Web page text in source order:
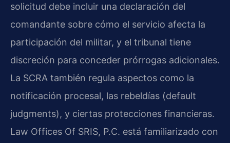
solicitud debe incluir una declaración del
comandante sobre cómo el servicio afecta la
participación del militar, y el tribunal tiene
discreción para conceder prórrogas adicionales.
La SCRA también regula aspectos como la
notificación procesal, las rebeldías (default
judgments), y ciertas protecciones financieras.
Law Offices Of SRIS, P.C. está familiarizado con